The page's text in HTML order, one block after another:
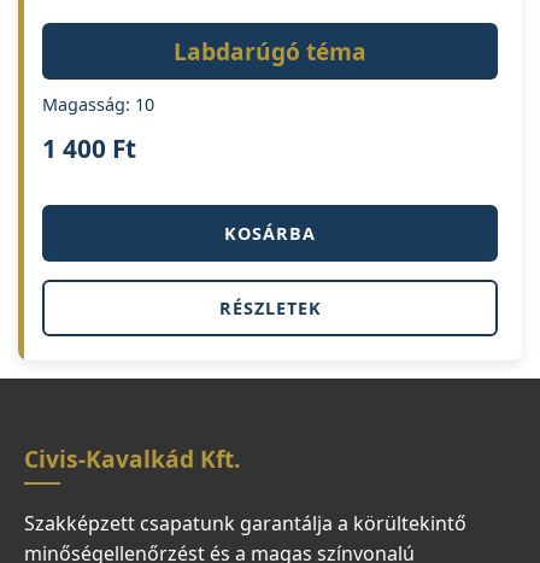
Labdarúgó téma
Magasság: 10
1 400 Ft
KOSÁRBA
RÉSZLETEK
Civis-Kavalkád Kft.
Szakképzett csapatunk garantálja a körültekintő
minőségellenőrzést és a magas színvonalú